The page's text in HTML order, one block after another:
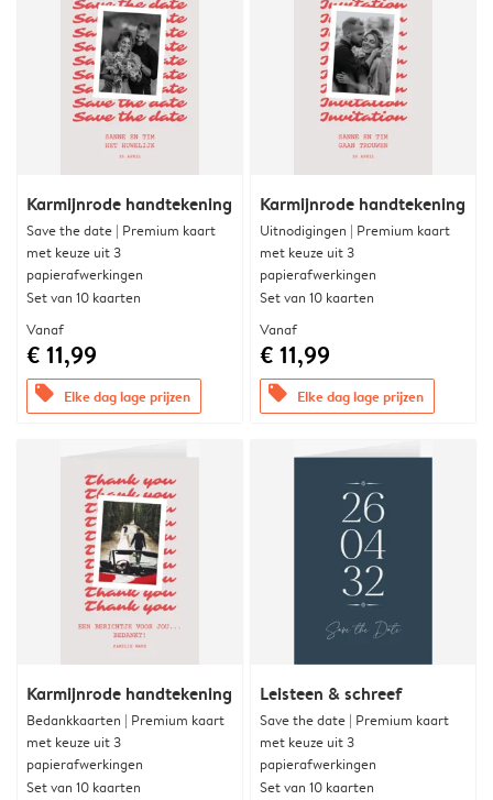
Karmijnrode handtekening
Save the date | Premium kaart
met keuze uit 3
papierafwerkingen
Set van 10 kaarten
Vanaf
€ 11,99
offers Elke dag lage prijzen
Karmijnrode handtekening
Uitnodigingen | Premium kaart
met keuze uit 3
papierafwerkingen
Set van 10 kaarten
Vanaf
€ 11,99
offers Elke dag lage prijzen
Karmijnrode handtekening
Bedankkaarten | Premium kaart
met keuze uit 3
papierafwerkingen
Set van 10 kaarten
Leisteen & schreef
Save the date | Premium kaart
met keuze uit 3
papierafwerkingen
Set van 10 kaarten